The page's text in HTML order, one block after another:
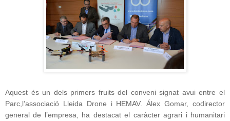
Aquest és un dels primers fruits del conveni signat avui entre el
Parc,l’associació Lleida Drone i HEMAV. Álex Gomar, codirector
general de l’empresa, ha destacat el caràcter agrari i humanitari